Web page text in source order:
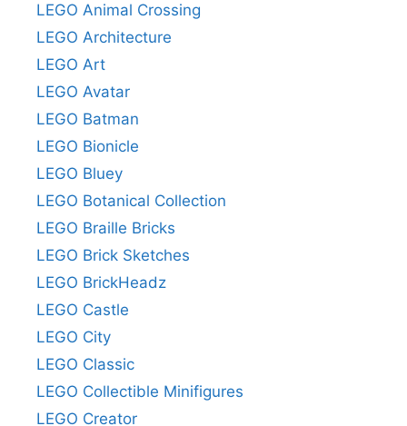
LEGO Animal Crossing
LEGO Architecture
LEGO Art
LEGO Avatar
LEGO Batman
LEGO Bionicle
LEGO Bluey
LEGO Botanical Collection
LEGO Braille Bricks
LEGO Brick Sketches
LEGO BrickHeadz
LEGO Castle
LEGO City
LEGO Classic
LEGO Collectible Minifigures
LEGO Creator